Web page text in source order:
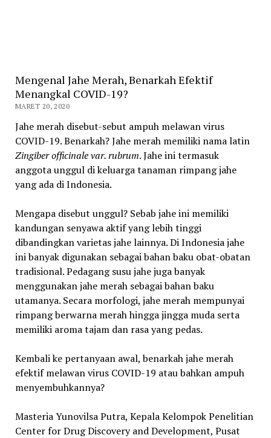
Mengenal Jahe Merah, Benarkah Efektif
Menangkal COVID-19?
MARET 20, 2020
Jahe merah disebut-sebut ampuh melawan virus
COVID-19. Benarkah? Jahe merah memiliki nama latin
Zingiber officinale var. rubrum. Jahe ini termasuk
anggota unggul di keluarga tanaman rimpang jahe
yang ada di Indonesia.
Mengapa disebut unggul? Sebab jahe ini memiliki
kandungan senyawa aktif yang lebih tinggi
dibandingkan varietas jahe lainnya. Di Indonesia jahe
ini banyak digunakan sebagai bahan baku obat-obatan
tradisional. Pedagang susu jahe juga banyak
menggunakan jahe merah sebagai bahan baku
utamanya. Secara morfologi, jahe merah mempunyai
rimpang berwarna merah hingga jingga muda serta
memiliki aroma tajam dan rasa yang pedas.
Kembali ke pertanyaan awal, benarkah jahe merah
efektif melawan virus COVID-19 atau bahkan ampuh
menyembuhkannya?
Masteria Yunovilsa Putra, Kepala Kelompok Penelitian
Center for Drug Discovery and Development, Pusat